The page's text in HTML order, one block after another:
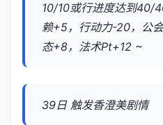
10/10或行进度达到40/
赖+5，行动力-20，公
态+8，法术Pt+12 ~
39日 触发香澄美剧情